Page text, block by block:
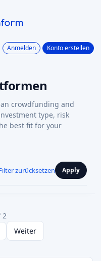
Anmelden Konto erstellen
crowdfunding and
type, risk
best fit for your
zurücksetzen Apply
2
Weiter